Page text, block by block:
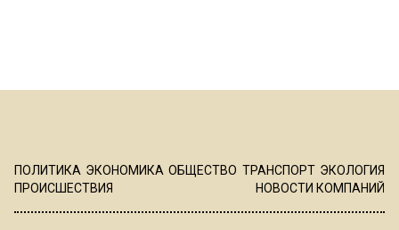
ПОЛИТИКА ЭКОНОМИКА ОБЩЕСТВО ТРАНСПОРТ ЭКОЛОГИЯ
ПРОИСШЕСТВИЯ
НОВОСТИ КОМПАНИЙ